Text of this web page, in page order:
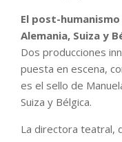
El post-
Alemania, Suiza y
Dos producciones
puesta en escena,
es el sello de
Suiza y Bélgica.
La directora teatral,